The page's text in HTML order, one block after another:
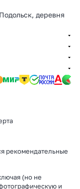
деревня
рекомендательные
(но не
и